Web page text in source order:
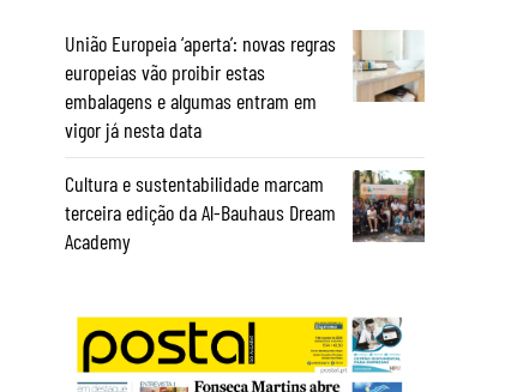
União Europeia ‘aperta’: novas regras
europeias vão proibir estas
embalagens e algumas entram em
vigor já nesta data
Cultura e sustentabilidade marcam
terceira edição da Al-Bauhaus Dream
Academy